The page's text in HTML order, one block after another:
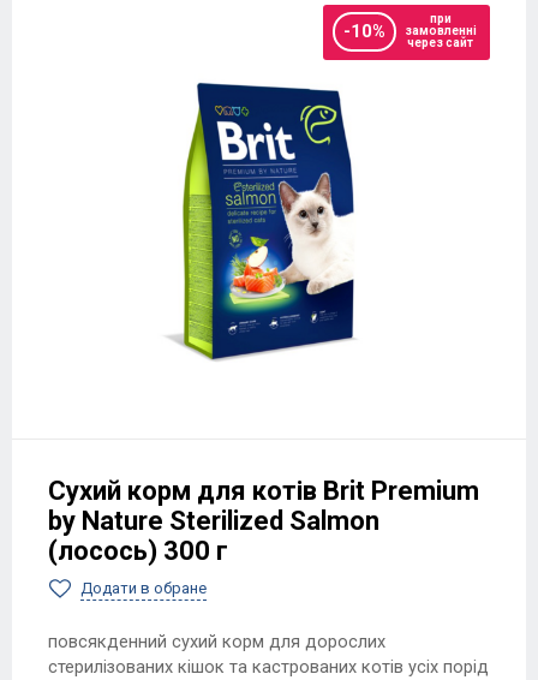
-10%
при
замовленні
через сайт
Сухий корм для котів Brit Premium
by Nature Sterilized Salmon
(лосось) 300 г
Додати в обране
повсякденний сухий корм для дорослих
стерилізованих кішок та кастрованих котів усіх порід